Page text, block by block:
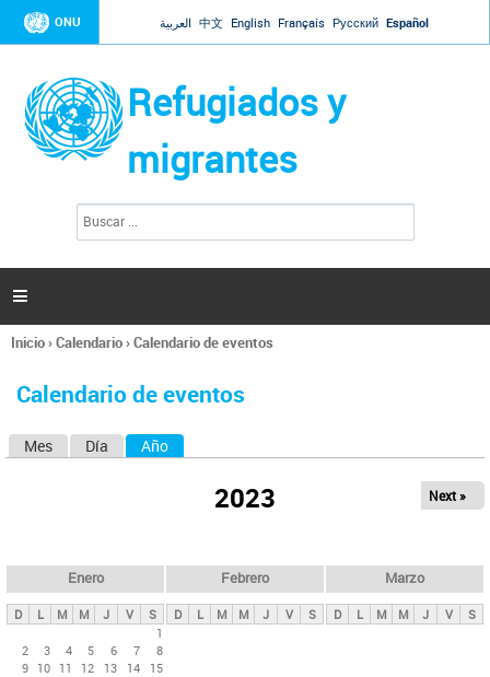
Jump to navigation
ONU العربية 中文 English Français Русский Español
Refugiados y
migrantes
l
d
s

Se
usted
Inicio›Calendario›Calendario de eventos
Calendario de eventos
s
p
Mes Día Año
2023 Next »
Enero
D L M M J V
S
1
2
3 4 5 6 7
8
9 10 11 12 13 14
15
Febrero
D L M M J V S
Marzo
D L M M J V S